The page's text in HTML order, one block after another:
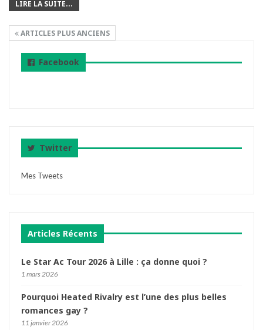
LIRE LA SUITE...
ARTICLES PLUS ANCIENS
Facebook
Twitter
Mes Tweets
Articles Récents
Le Star Ac Tour 2026 à Lille : ça donne quoi ?
1 mars 2026
Pourquoi Heated Rivalry est l’une des plus belles
romances gay ?
11 janvier 2026